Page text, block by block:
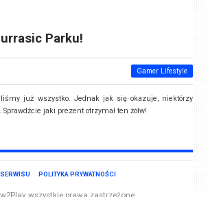
Parku!
Gamer Lifestyle
już wszystko. Jednak jak się okazuje, niektórzy
jaki prezent otrzymał ten żółw!
POLITYKA PRYWATNOŚCI
wszystkie prawa zastrzeżone.